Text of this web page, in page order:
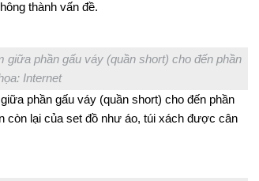
thành vấn đề.
phần gấu váy (quần short) cho đến phần
Internet
phần gấu váy (quần short) cho đến phần
còn lại của set đồ như áo, túi xách được cân